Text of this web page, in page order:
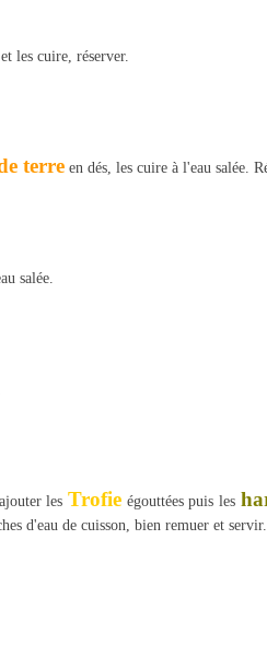
et les cuire, réserver.
terre en dés, les cuire à l'eau salée.
salée.
les Trofie égouttées puis les
d'eau de cuisson, bien remuer et servir.